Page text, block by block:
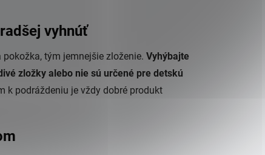
vyhnúť
tým jemnejšie zloženie. Vyhýbajte
zložky alebo nie sú určené pre detskú
k podráždeniu je vždy dobré produkt